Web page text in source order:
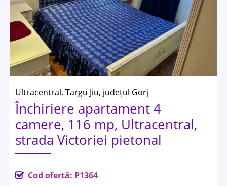
Ultracentral, Targu Jiu, județul Gorj
Închiriere apartament 4
camere, 116 mp, Ultracentral,
strada Victoriei pietonal
Cod ofertă: P1364